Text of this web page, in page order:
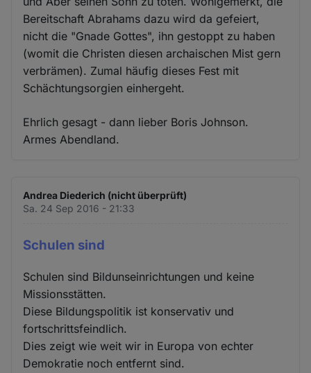
Bereitschaft Abrahams dazu wird da gefeiert,
nicht die "Gnade Gottes", ihn gestoppt zu haben
(womit die Christen diesen archaischen Mist gern
verbrämen). Zumal häufig dieses Fest mit
Schächtungsorgien einhergeht.
Ehrlich gesagt - dann lieber Boris Johnson.
Armes Abendland.
Andrea Diederich (nicht überprüft)
Sa. 24 Sep 2016 - 21:33
Schulen sind
Schulen sind Bildunseinrichtungen und keine
Missionsstätten.
Diese Bildungspolitik ist konservativ und
fortschrittsfeindlich.
Dies zeigt wie weit wir in Europa von echter
Demokratie noch entfernt sind.